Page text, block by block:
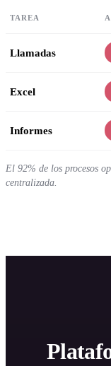
TAREA
Llamadas
Excel
Informes
El 92% de los procesos
centralizada.